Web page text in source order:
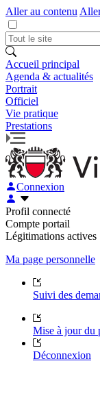
Aller au contenu
Accueil principal
Agenda & actualités
Portrait
Officiel
Vie pratique
Prestations
Connexion
Profil connecté
Compte portail
Légitimations actives
Ma page personnelle
Suivi des
Mise à jour du
Déconnexion